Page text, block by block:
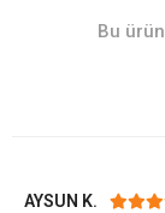
Bu
AYSUN K.